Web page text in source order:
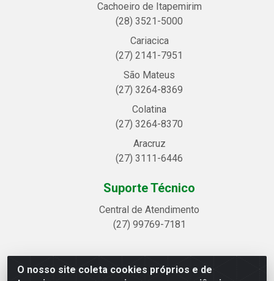
O nosso site coleta cookies próprios e de
Cachoeiro de Itapemirim
(28) 3521-5000
Cariacica
(27) 2141-7951
São Mateus
(27) 3264-8369
Colatina
(27) 3264-8370
Aracruz
(27) 3111-6446
Suporte Técnico
Central de Atendimento
(27) 99769-7181
Linhavix Distribuidora LTDA - Avenida Alegre, 2521 -